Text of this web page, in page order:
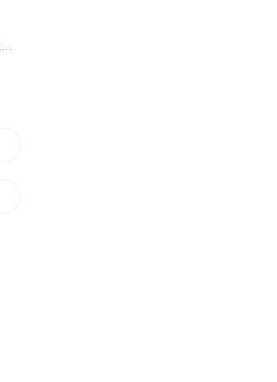
大家好我是刘氏萨满第五代传承弟子刘泊霖为您解答疑惑主人公：陈黄皮我出生那天，天降异象，为了让我活命，隐退的爷爷为我订亲续命，二十年后，因为爷爷的一场造化，已成首富的未婚妻一家，却与我退婚。他们低估了我爷爷的实力。